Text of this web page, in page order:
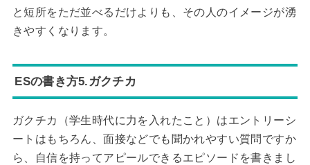
と短所をただ並べるだけよりも、その人のイメージが湧
きやすくなります。
ESの書き方5.ガクチカ
ガクチカ（学生時代に力を入れたこと）はエントリーシ
ートはもちろん、面接などでも聞かれやすい質問ですか
ら、自信を持ってアピールできるエピソードを書きまし